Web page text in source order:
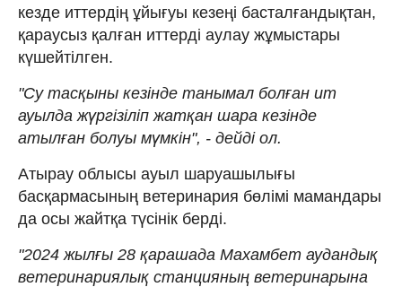
кезде иттердің ұйығуы кезеңі басталғандықтан,
қараусыз қалған иттерді аулау жұмыстары
күшейтілген.
"Су тасқыны кезінде танымал болған ит
ауылда жүргізіліп жатқан шара кезінде
атылған болуы мүмкін", - дейді ол.
Атырау облысы ауыл шаруашылығы
басқармасының ветеринария бөлімі мамандары
да осы жайтқа түсінік берді.
"2024 жылғы 28 қарашада Махамбет аудандық
ветеринариялық станцияның ветеринарына